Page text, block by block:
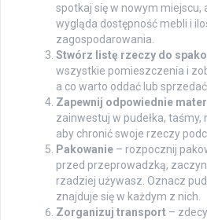
spotkaj się w nowym miejscu,
wygląda dostępność mebli i
zagospodarowania.
Stwórz listę rzeczy do
wszystkie pomieszczenia i
a co warto oddać lub sprzedać.
Zapewnij odpowiednie
zainwestuj w pudełka,
aby chronić swoje rzeczy
Pakowanie – rozpocznij
przed przeprowadzką,
rzadziej używasz. Oznacz
znajduje się w każdym z nich.
Zorganizuj transport –